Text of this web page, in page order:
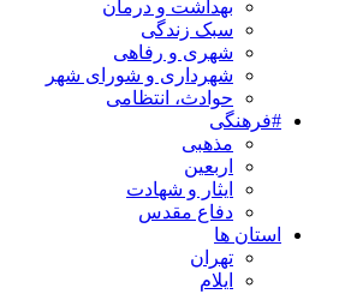
بهداشت و درمان
سبک زندگی
شهری و رفاهی
شهرداری و شورای شهر
حوادث، انتظامی
#فرهنگی
مذهبی
اربعین
ایثار و شهادت
دفاع مقدس
استان ها
تهران
ایلام